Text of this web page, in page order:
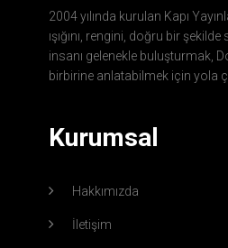
2004 yılında kurulan Kapı
ışığını, rengini, doğru bir
insanı gelenekle buluşturmak,
birbirine anlatabilmek için yola
Kurumsal
Hakkımızda
İletişim